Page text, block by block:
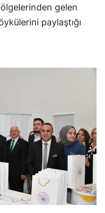
gelen
paylaştığı